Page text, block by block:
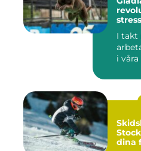
I takt
i
dina